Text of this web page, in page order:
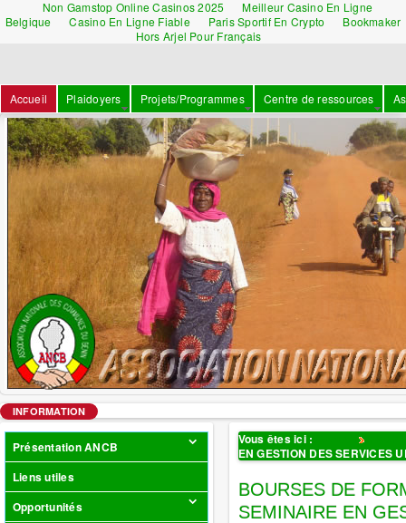
Non Gamstop Online Casinos 2025
Meilleur Casino En Ligne
Belgique
Casino En Ligne Fiable Paris Sportif En Crypto
Bookmaker
Hors Arjel Pour Français
Accueil Plaidoyers Projets/Programmes Centre de ressources
INFORMATION
Présentation ANCB
Liens utiles
Opportunités
Vous êtes ici :
EN GESTION DES SERVICES
BOURSES DE
SEMINAIRE EN